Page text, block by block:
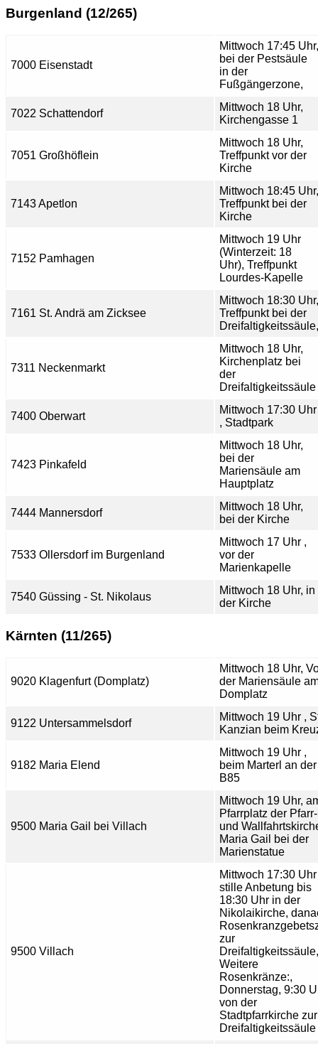
Burgenland (12/265)
7000 Eisenstadt
Mittwoch 17:45 Uhr,
bei der Pestsäule
in der
Fußgängerzone,
7022 Schattendorf
Mittwoch 18 Uhr,
Kirchengasse 1
7051 Großhöflein
Mittwoch 18 Uhr,
Treffpunkt vor der
Kirche
7143 Apetlon
Mittwoch 18:45 Uhr,
Treffpunkt bei der
Kirche
7152 Pamhagen
Mittwoch 19 Uhr
(Winterzeit: 18
Uhr), Treffpunkt
Lourdes-Kapelle
7161 St. Andrä am Zicksee
Mittwoch 18:30 Uhr,
Treffpunkt bei der
Dreifaltigkeitssäule,
7311 Neckenmarkt
Mittwoch 18 Uhr,
Kirchenplatz bei
der
Dreifaltigkeitssäule
7400 Oberwart
Mittwoch 17:30 Uhr
, Stadtpark
7423 Pinkafeld
Mittwoch 18 Uhr,
bei der
Mariensäule am
Hauptplatz
7444 Mannersdorf
Mittwoch 18 Uhr,
bei der Kirche
7533 Ollersdorf im Burgenland
Mittwoch 17 Uhr ,
vor der
Marienkapelle
7540 Güssing - St. Nikolaus
Mittwoch 18 Uhr, in
der Kirche
Kärnten (11/265)
9020 Klagenfurt (Domplatz)
Mittwoch 18 Uhr,
der Mariensäule
Domplatz
9122 Untersammelsdorf
Mittwoch 19 Uhr ,
Kanzian beim
9182 Maria Elend
Mittwoch 19 Uhr ,
beim Marterl an der
B85
9500 Maria Gail bei Villach
Mittwoch 19 Uhr,
Pfarrplatz der Pfarr-
und
Maria Gail bei der
Marienstatue
9500 Villach
Mittwoch 17:30 Uhr
stille Anbetung bis
18:30 Uhr in der
Nikolaikirche,
zur
Dreifaltigkeitssäule,
Weitere
Rosenkränze:,
Donnerstag, 9:30
von der
Stadtpfarrkirche zur
Dreifaltigkeitssäule